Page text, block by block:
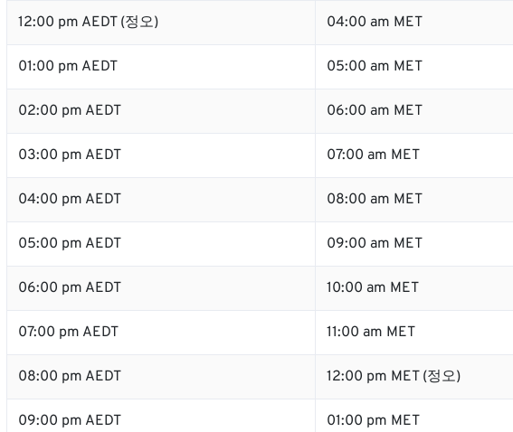
12:00 pm AEDT (정오) 04:00 am MET
01:00 pm AEDT 05:00 am MET
02:00 pm AEDT 06:00 am MET
03:00 pm AEDT 07:00 am MET
04:00 pm AEDT 08:00 am MET
05:00 pm AEDT 09:00 am MET
06:00 pm AEDT 10:00 am MET
07:00 pm AEDT 11:00 am MET
08:00 pm AEDT 12:00 pm MET (정오)
09:00 pm AEDT 01:00 pm MET